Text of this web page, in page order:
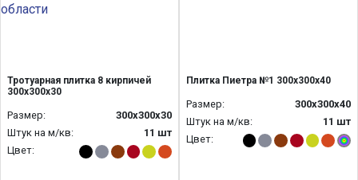
Тротуарная плитка 8 кирпичей
300х300х30
Размер:
300х300х30
Штук на м/кв:
11 шт
Цвет:
Плитка Пиетра №1 300х300х40
Размер:
300х300х40
Штук на м/кв:
11 шт
Цвет: